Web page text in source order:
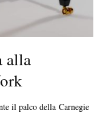
alla
il palco della Carnegie